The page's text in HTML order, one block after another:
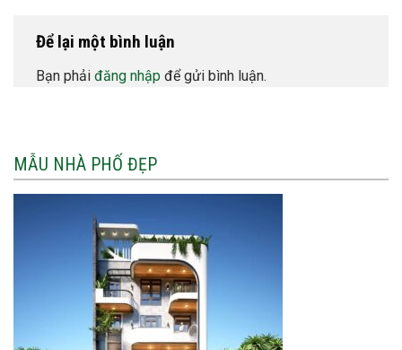
Để lại một bình luận
Bạn phải đăng nhập để gửi bình luận.
MẪU NHÀ PHỐ ĐẸP